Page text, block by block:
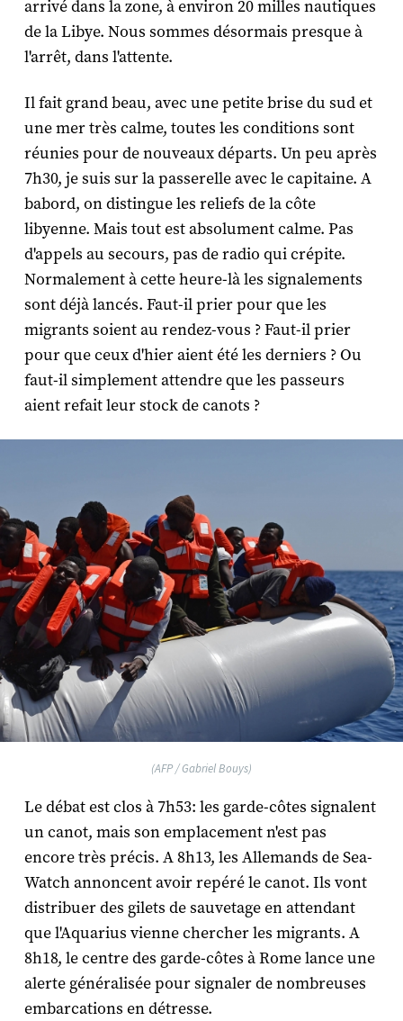
arrivé dans la zone, à environ 20 milles nautiques
de la Libye. Nous sommes désormais presque à
l'arrêt, dans l'attente.
Il fait grand beau, avec une petite brise du sud et
une mer très calme, toutes les conditions sont
réunies pour de nouveaux départs. Un peu après
7h30, je suis sur la passerelle avec le capitaine. A
babord, on distingue les reliefs de la côte
libyenne. Mais tout est absolument calme. Pas
d'appels au secours, pas de radio qui crépite.
Normalement à cette heure-là les signalements
sont déjà lancés. Faut-il prier pour que les
migrants soient au rendez-vous ? Faut-il prier
pour que ceux d'hier aient été les derniers ? Ou
faut-il simplement attendre que les passeurs
aient refait leur stock de canots ?
(AFP / Gabriel Bouys)
Le débat est clos à 7h53: les garde-côtes signalent
un canot, mais son emplacement n'est pas
encore très précis. A 8h13, les Allemands deSea-
Watchannoncent avoir repéré le canot. Ils vont
distribuer des gilets de sauvetage en attendant
que l'Aquarius vienne chercher les migrants. A
8h18, le centre des garde-côtes à Rome lance une
alerte généralisée pour signaler de nombreuses
embarcations en détresse.